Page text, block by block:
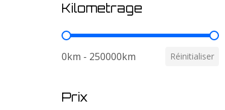
Kilometrage
Kilometrage
0km - 250000km Réinitialiser
Prix